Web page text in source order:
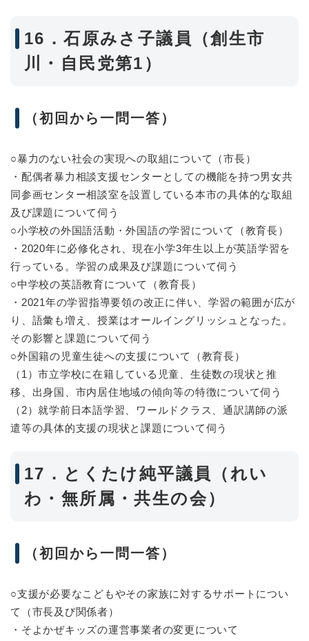
16．石原みさ子議員（創生市
川・自民党第1）
（初回から一問一答）
○暴力のない社会の実現への取組について（市長）
・配偶者暴力相談支援センターとしての機能を持つ男女共
同参画センター相談室を設置している本市の具体的な取組
及び課題について伺う
○小学校の外国語活動・外国語の学習について（教育長）
・2020年に必修化され、現在小学3年生以上が英語学習を
行っている。学習の成果及び課題について伺う
○中学校の英語教育について（教育長）
・2021年の学習指導要領の改正に伴い、学習の範囲が広が
り、語彙も増え、授業はオールイングリッシュとなった。
その影響と課題について伺う
○外国籍の児童生徒への支援について（教育長）
（1）市立学校に在籍している児童、生徒数の現状と推
移、出身国、市内居住地域の傾向等の特徴について伺う
（2）就学前日本語学習、ワールドクラス、通訳講師の派
遣等の具体的支援の現状と課題について伺う
17．とくたけ純平議員（れい
わ・無所属・共生の会）
（初回から一問一答）
○支援が必要なこどもやその家族に対するサポートについ
て（市長及び関係者）
・そよかぜキッズの運営事業者の変更について